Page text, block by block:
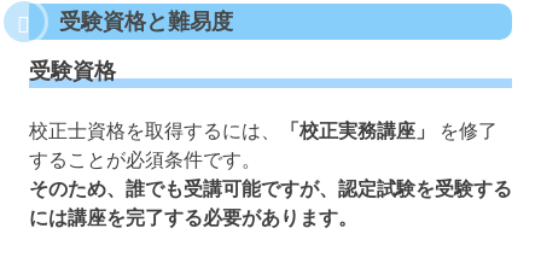
受験資格と難易度
受験資格
校正士資格を取得するには、 「校正実務講座」
を修了
することが必須条件です。
そのため、誰でも受講可能ですが、認定試験を受験する
には講座を完了する必要があります。